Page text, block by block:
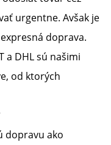
urgentne. Avšak je
doprava.
a DHL sú našimi
od ktorých
dopravu ako